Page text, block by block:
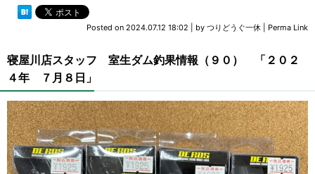
Posted on 2024.07.12 18:02 by つりどうぐ一休 Perma Link
寝屋川店スタッフ 室生ダム釣果情報（９０） 「２０２
４年 ７月８日」